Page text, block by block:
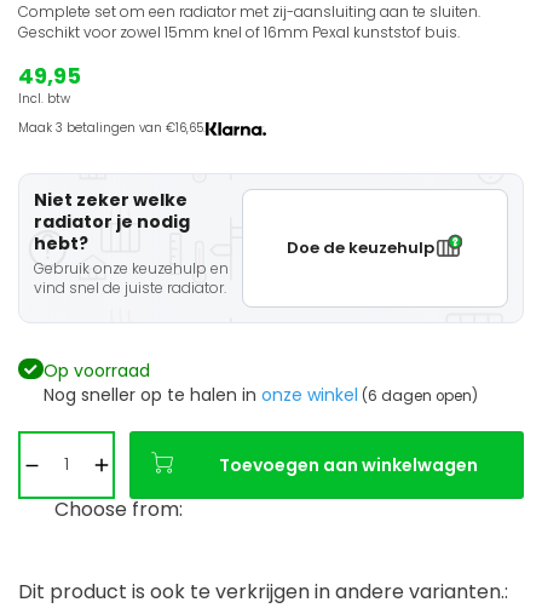
Complete set om een radiator met zij-aansluiting aan te sluiten.
Geschikt voor zowel 15mm knel of 16mm Pexal kunststof buis.
49,95
Incl. btw
Maak 3 betalingen van €16,65.
Niet zeker welke
radiator je nodig
hebt?
Gebruik onze keuzehulp en
vind snel de juiste radiator.
Doe de keuzehulp
Op voorraad
Nog sneller op te halen in onze winkel (6 dagen open)
Toevoegen aan winkelwagen
Choose from:
Dit product is ook te verkrijgen in andere varianten.: